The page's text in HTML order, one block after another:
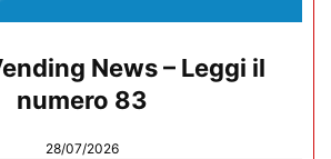
News – Leggi il
numero 83
28/07/2026